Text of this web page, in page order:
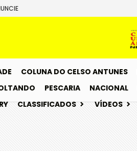
COLUNA DO CELSO ANTUNES
PESCARIA NACIONAL
CLASSIFICADOS VÍDEOS